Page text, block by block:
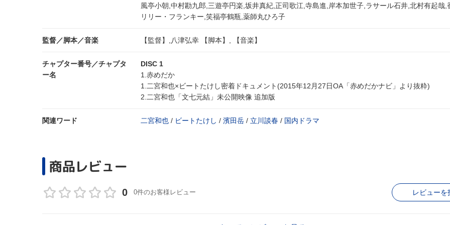
風亭小朝,中村勘九郎,三遊亭円楽,坂井真紀,正司歌江,寺島進,岸本加世子,ラサール石井,北村有起哉,
リリー・フランキー,笑福亭鶴瓶,薬師丸ひろ子
監督／脚本／音楽 【監督】,八津弘幸 【脚本】, 【音楽】
チャプター番号／チャプタ
ー名
DISC 1
1.赤めだか
1.二宮和也×ビートたけし密着ドキュメント(2015年12月27日OA「赤めだかナビ」より抜粋)
2.二宮和也「文七元結」未公開映像 追加版
関連ワード 二宮和也 / ビートたけし / 濱田岳 / 立川談春 / 国内ドラマ
商品レビュー
0 0件のお客様レビュー レビューを